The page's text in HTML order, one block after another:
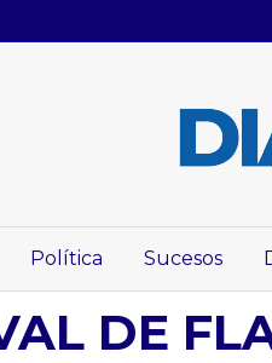
Política Sucesos
DE